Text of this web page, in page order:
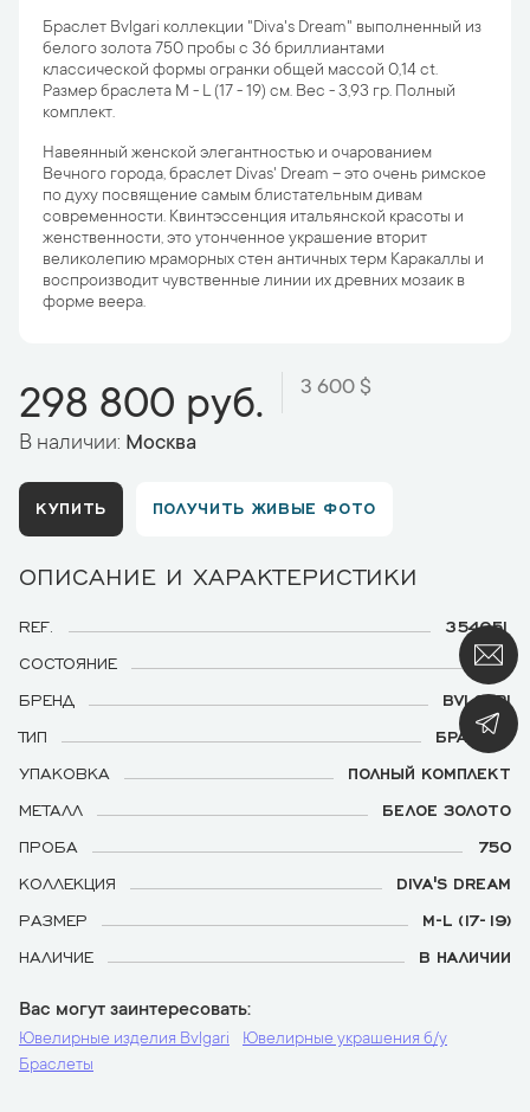
Браслет Bvlgari коллекции "Diva's Dream" выполненный из
белого золота 750 пробы с 36 бриллиантами
классической формы огранки общей массой 0,14 ct.
Размер браслета M - L (17 - 19) см. Вес - 3,93 гр. Полный
комплект.
Навеянный женской элегантностью и очарованием
Вечного города, браслет Divas' Dream – это очень римское
по духу посвящение самым блистательным дивам
современности. Квинтэссенция итальянской красоты и
женственности, это утонченное украшение вторит
великолепию мраморных стен античных терм Каракаллы и
воспроизводит чувственные линии их древних мозаик в
форме веера.
298 800 руб. 3 600 $
В наличии: Москва
КУПИТЬ ПОЛУЧИТЬ ЖИВЫЕ ФОТО
ОПИСАНИЕ И ХАРАКТЕРИСТИКИ
REF.
354051
СОСТОЯНИЕ
Б/У
БРЕНД
BVLGARI
ТИП
БРАСЛЕТ
УПАКОВКА
ПОЛНЫЙ КОМПЛЕКТ
МЕТАЛЛ
БЕЛОЕ ЗОЛОТО
ПРОБА
750
КОЛЛЕКЦИЯ
DIVA'S DREAM
РАЗМЕР
M-L (17-19)
НАЛИЧИЕ
В НАЛИЧИИ
Вас могут заинтересовать
Ювелирные изделия Bvlgari
Ювелирные украшения б/у
Браслеты